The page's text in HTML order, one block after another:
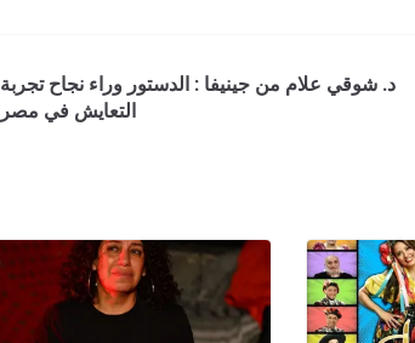
د. شوقي علام من جينيفا : الدستور وراء نجاح تجربة
التعايش في مصر